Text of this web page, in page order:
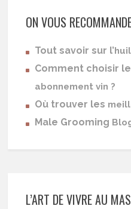
ON VOUS
Tout savoir sur l’
Comment choisir le
abonnement vin ?
Où trouver les
Male Grooming
L’ART DE VIVRE AU